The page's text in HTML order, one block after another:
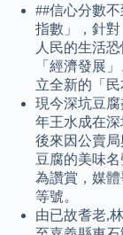
##信心分數
指數」，針
人民的生活
「經濟發展
立全新的「民
現今深坑豆
年王水成在
後來因公賣
豆腐的美味
為讚賞，媒
等號。
由已故耆老,